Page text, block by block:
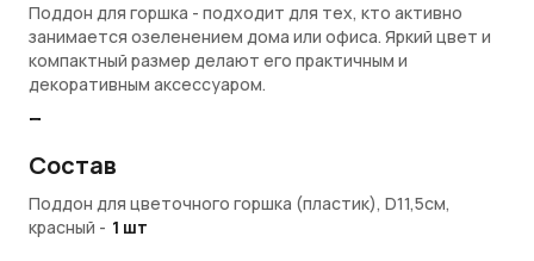
Поддон для горшка - подходит для тех, кто активно
занимается озеленением дома или офиса. Яркий цвет и
компактный размер делают его практичным и
декоративным аксессуаром.
Преимущества
Красный цвет добавляет яркий акцент.
Материал легкий и устойчивый к влаге и трещинам.
Поддон надежно защищает подоконники и полки от
Состав
Поддон для цветочного горшка (пластик), D11,5см,
красный - 1 шт